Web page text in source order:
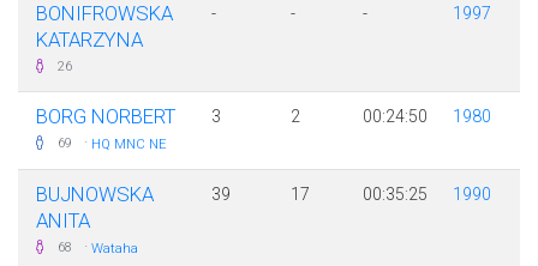
BONIFROWSKA
KATARZYNA
26
- - - 1997
BORG NORBERT
69 · HQ MNC NE
3 2 00:24:50 1980
BUJNOWSKA
ANITA
68 · Wataha
39 17 00:35:25 1990